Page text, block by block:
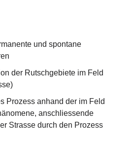
und spontane
der Rutschgebiete im Feld
Prozess anhand der im Feld
anschliessende
Strasse durch den Prozess